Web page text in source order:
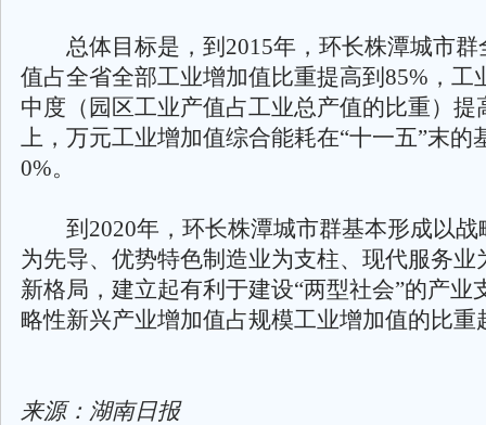
总体目标是，到2015年，环长株潭城市群
值占全省全部工业增加值比重提高到85%，工
中度（园区工业产值占工业总产值的比重）提
上，万元工业增加值综合能耗在“十一五”末的
0%。
到2020年，环长株潭城市群基本形成以战
为先导、优势特色制造业为支柱、现代服务业
新格局，建立起有利于建设“两型社会”的产业
略性新兴产业增加值占规模工业增加值的比重
来源：湖南日报